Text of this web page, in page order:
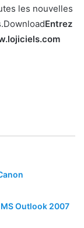
les nouvelles
Entrez
Outlook 2007